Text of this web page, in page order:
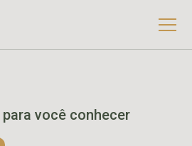
para você conhecer